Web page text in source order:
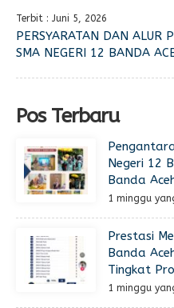
Terbit : Juni 5, 2026
PERSYARATAN DAN ALUR
SMA NEGERI 12 BANDA
Pos Terbaru
Negeri 12
Banda
1 minggu
Prestasi
Banda
Tingkat
1 minggu